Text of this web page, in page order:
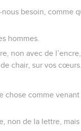
besoin, comme
hommes.
non avec de
chair, sur vos cœurs.
chose comme
non de la lettre, mais